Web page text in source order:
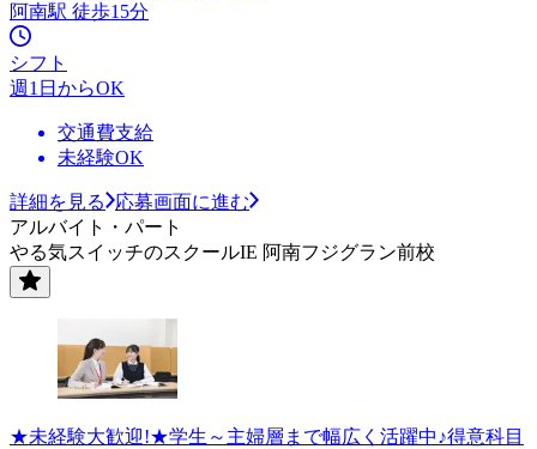
阿南駅 徒歩15分
シフト
週1日からOK
交通費支給
未経験OK
詳細を見る
応募画面に進む
アルバイト・パート
やる気スイッチのスクールIE 阿南フジグラン前校
★未経験大歓迎!★学生～主婦層まで幅広く活躍中♪得意科目